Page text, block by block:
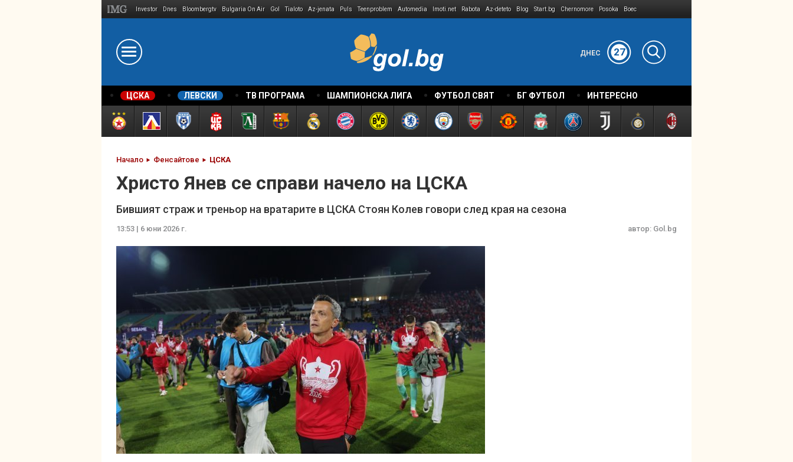
Investor Dnes Bloombergtv Bulgaria On Air Gol Tialoto Az-jenata Puls Teenproblem Automedia Imoti.net Rabota Az-deteto Blog Start.bg Chernomore Posoka Boec
ДНЕС 27
ЦСКА ЛЕВСКИ ТВ ПРОГРАМА ШАМПИОНСКА ЛИГА ФУТБОЛ СВЯТ БГ ФУТБОЛ ИНТЕРЕСНО
Начало Фенсайтове ЦСКА
Христо Янев се справи начело на ЦСКА
Бившият страж и треньор на вратарите в ЦСКА Стоян Колев говори след края на сезона
13:53 | 6 юни 2026 г. автор: Gol.bg